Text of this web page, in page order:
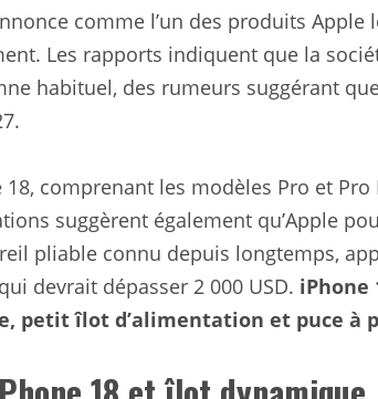
comme l’un des produits
Les rapports indiquent que la
habituel, des rumeurs suggérant
comprenant les modèles Pro et Pro
suggèrent également qu’Apple
pliable connu depuis longtemps,
devrait dépasser 2 000 USD. iPhone
petit îlot d’alimentation et puce à